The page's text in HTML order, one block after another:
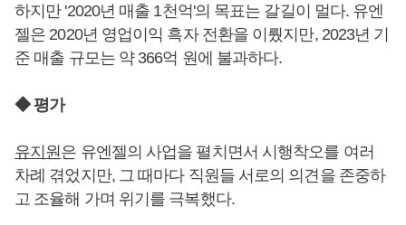
하지만 '2020년 매출 1천억'의 목표는 갈길이 멀다. 유엔
젤은 2020년 영업이익 흑자 전환을 이뤘지만, 2023년 기
준 매출 규모는 약 366억 원에 불과하다.
◆ 평가
유지원은 유엔젤의 사업을 펼치면서 시행착오를 여러
차례 겪었지만, 그 때마다 직원들 서로의 의견을 존중하
고 조율해 가며 위기를 극복했다.